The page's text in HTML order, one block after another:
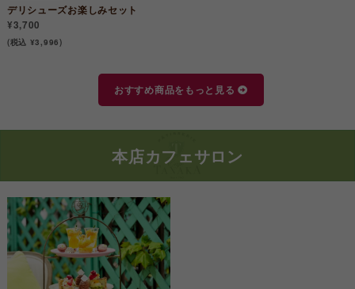
デリシューズお楽しみセット
¥3,700
(税込 ¥3,996)
おすすめ商品をもっと見る
本店カフェサロン